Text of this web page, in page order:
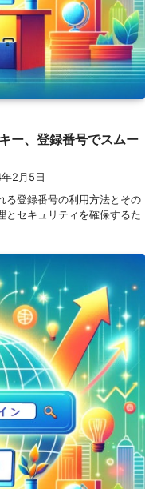
ー、登録番号でスムー
2月5日
る登録番号の利用方法とその
とセキュリティを確保するた